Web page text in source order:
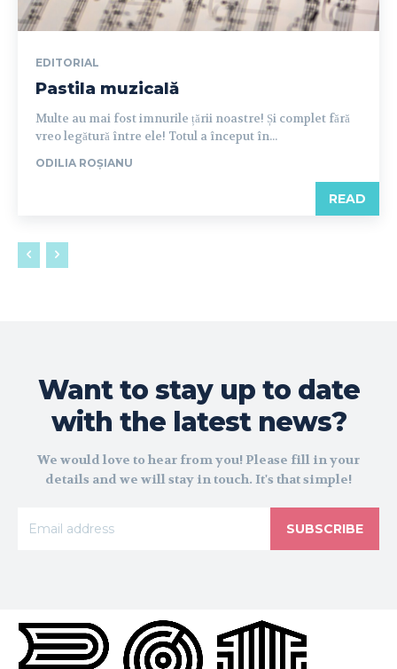
EDITORIAL
Pastila muzicală
Multe au mai fost imnurile țării noastre! Și complet fără
vreo legătură între ele! Totul a început în...
ODILIA ROȘIANU
READ
Want to stay up to date
with the latest news?
We would love to hear from you! Please fill in your
details and we will stay in touch. It's that simple!
SUBSCRIBE